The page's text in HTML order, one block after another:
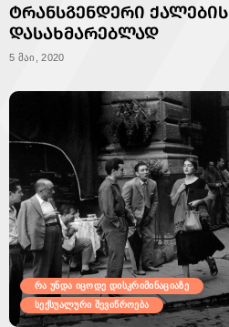
ᲢᲠᲐᲜᲡᲒᲔᲜᲓᲔᲠᲘ ᲥᲐᲚᲔᲑᲘᲡ
ᲓᲐᲡᲐᲮᲛᲐᲠᲔᲑᲚᲐᲓ
5 მაი, 2020
რა უნდა იცოდე დისკრიმინაციაზე
სექსუალური შევიწროება